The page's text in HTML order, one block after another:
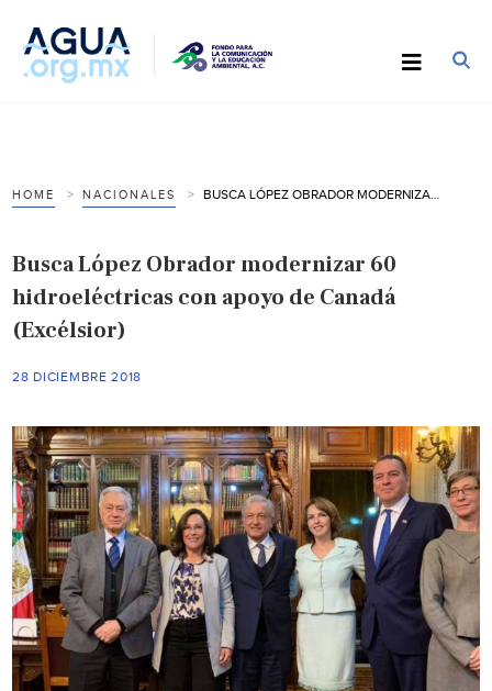
HOME NACIONALES
Busca López Obrador modernizar 60
hidroeléctricas con apoyo de Canadá
(Excélsior)
28 DICIEMBRE 2018